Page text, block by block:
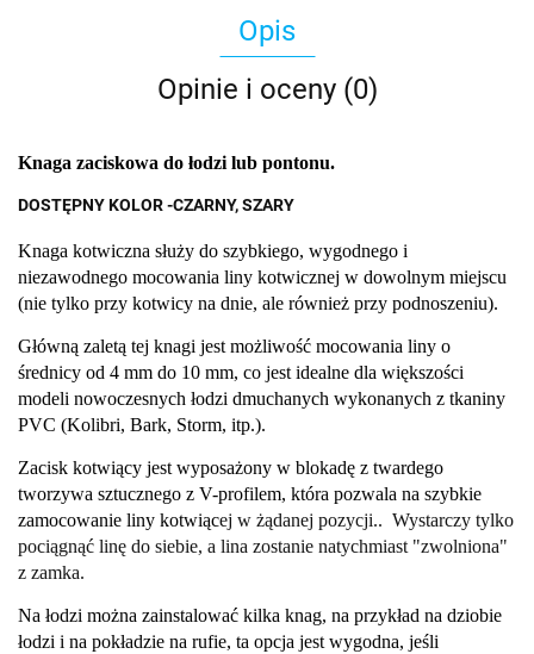
Opis
Opinie i oceny (0)
Knaga zaciskowa do łodzi lub pontonu.
DOSTĘPNY KOLOR -CZARNY, SZARY
Knaga kotwiczna służy do szybkiego, wygodnego i
niezawodnego mocowania liny kotwicznej w dowolnym miejscu
(nie tylko przy kotwicy na dnie, ale również przy podnoszeniu).
Główną zaletą tej knagi jest możliwość mocowania liny o
średnicy od 4 mm do 10 mm, co jest idealne dla większości
modeli nowoczesnych łodzi dmuchanych wykonanych z tkaniny
PVC (Kolibri, Bark, Storm, itp.).
Zacisk kotwiący jest wyposażony w blokadę z twardego
tworzywa sztucznego z V-profilem, która pozwala na szybkie
zamocowanie liny kotwiącej w żądanej pozycji.. Wystarczy tylko
pociągnąć linę do siebie, a lina zostanie natychmiast "zwolniona"
z zamka.
Na łodzi można zainstalować kilka knag, na przykład na dziobie
łodzi i na pokładzie na rufie, ta opcja jest wygodna, jeśli